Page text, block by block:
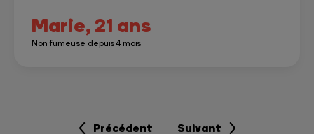
cigarette encore tous les jours, parfois j'aimerais qu'elle me
console, parfois qu'elle marque une pause dans ma
journée, parfois qu'elle m'accompagne regarder le ciel la
Marie,21 ans
Non fumeuse depuis 4 mois
Précédent Suivant